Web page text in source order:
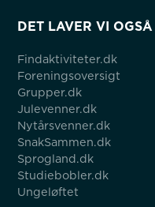
DET LAVER VI OGSÅ
Findaktiviteter.dk
Foreningsoversigt
Grupper.dk
Julevenner.dk
Nytårsvenner.dk
SnakSammen.dk
Sprogland.dk
Studiebobler.dk
Ungeløftet